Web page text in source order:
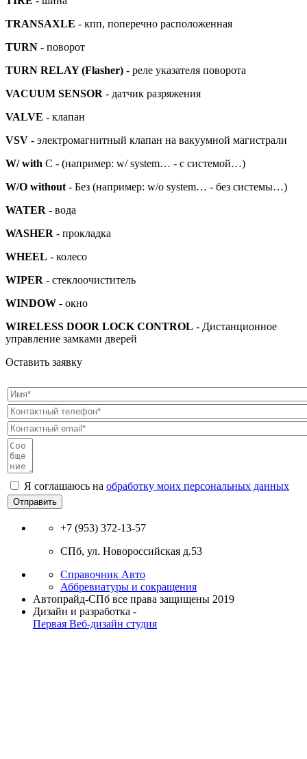
TRANSAXLE - кпп, поперечно расположенная
TURN - поворот
TURN RELAY (Flasher) - реле указателя поворота
VACUUM SENSOR - датчик разряжения
VALVE - клапан
VSV - электромагнитный клапан на вакуумной магистрали
W/ with С - (например: w/ system… - c системой…)
W/O without - Без (например: w/o system… - без системы…)
WATER - вода
WASHER - прокладка
WHEEL - колесо
WIPER - стеклоочиститель
WINDOW - окно
WIRELESS DOOR LOCK CONTROL - Дистанционное
управление замками дверей
Оставить заявку
Я соглашаюсь на обработку моих персональных данных
Отправить
+7 (953) 372-13-57
СПб, ул. Новоросcийская д.53
Справочник Авто
Аббревиатуры и сокращения
Автопрайд-СПб все права защищены 2019
Дизайн и разработка -
Первая Веб-дизайн студия